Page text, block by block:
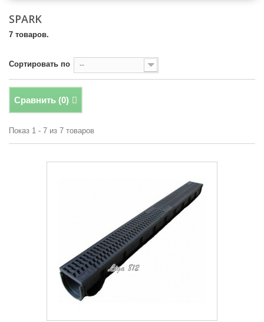
SPARK
7 товаров.
Сортировать по --
Сравнить (0)
Показ 1 - 7 из 7 товаров